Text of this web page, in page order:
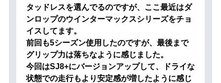
タッドレスを選んでるのですが、ここ最近はダ
ンロップのウインターマックスシリーズをチョ
イスしてます。
前回も5シーズン使用したのですが、最後まで
グリップ力は落ちなように感じました。
今回はSJ8+にバージョンアップして、ドライな
状態での走行もより安定感が増したように感じ